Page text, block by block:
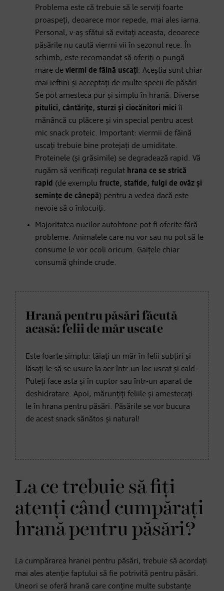
Problema este că trebuie să le serviți foarte
proaspeți, deoarece mor repede, mai ales iarna.
Personal, v-aș sfătui să evitați aceasta, deoarece
păsările nu caută viermi vii în sezonul rece. În
schimb, este recomandat să oferiți o pungă
mare de viermi de făină uscați. Aceștia sunt chiar
mai ieftini și acceptați de multe specii de păsări.
Se pot amesteca pur și simplu în hrană. Diverse
pitulici, cântărițe, sturzi și ciocănitori mici îi
mănâncă cu plăcere și vin special pentru acest
mic snack proteic. Important: viermii de făină
uscați trebuie bine protejați de umiditate.
Proteinele (și grăsimile) se degradează rapid. Vă
rugăm să verificați regulat hrana ce se strică
rapid (de exemplu fructe, stafide, fulgi de ovăz și
semințe de cânepă) pentru a vedea dacă este
nevoie să o înlocuiți.
Majoritatea nucilor autohtone pot fi oferite fără
probleme. Animalele care nu vor sau nu pot să le
consume le vor ocoli oricum. Gaițele chiar
consumă ghinde crude.
Hrană pentru păsări făcută
acasă: felii de măr uscate
Este foarte simplu: tăiați un măr în felii subțiri și
lăsați-le să se usuce la aer într-un loc uscat și cald.
Puteți face asta și în cuptor sau într-un aparat de
deshidratare. Apoi, mărunțiți feliile și amestecați-
le în hrana pentru păsări. Păsările se vor bucura
de acest snack sănătos și natural!
La ce trebuie să fiți
atenți când cumpărați
hrană pentru păsări?
La cumpărarea hranei pentru păsări, trebuie să acordați
mai ales atenție faptului să fie potrivită pentru păsări.
Uneori se oferă hrană care conține multe substanțe